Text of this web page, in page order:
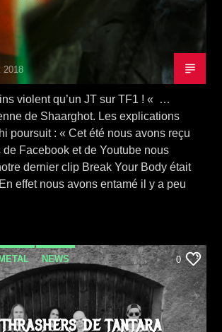
2018
violent qu’un JT sur TF1 ! « …
de Shaarghot. Les explications
poursuit : « Cet été nous avons reçu
de Facebook et de Youtube nous
dernier clip Break Your Body était
effet nous avons entamé il y a peu
NEWS
THRASH
0
DE TANTARA